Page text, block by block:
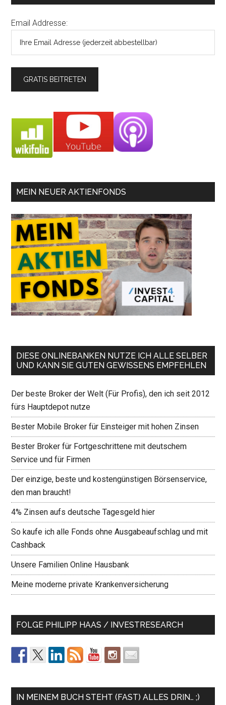
Email Addresse:
MEIN NEUER AKTIENFONDS
DIESE ONLINEBANKEN NUTZE ICH ALLE SELBER
UND KANN SIE GUTEN GEWISSENS EMPFEHLEN
Der beste Broker der Welt (Für Profis), den ich seit 2012
fürs Hauptdepot nutze
Bester Mobile Broker für Einsteiger mit hohen Zinsen
Bester Broker für Fortgeschrittene mit deutschem
Service und für Firmen
Der einzige, beste und kostengünstigen Börsenservice,
den man braucht!
4% Zinsen aufs deutsche Tagesgeld hier
So kaufe ich alle Fonds ohne Ausgabeaufschlag und mit
Cashback
Unsere Familien Online Hausbank
Meine moderne private Krankenversicherung
FOLGE PHILIPP HAAS / INVESTRESEARCH
IN MEINEM BUCH STEHT (FAST) ALLES DRIN… ;)